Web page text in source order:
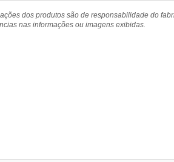
dos produtos são de responsabilidade do
nas informações ou imagens exibidas.